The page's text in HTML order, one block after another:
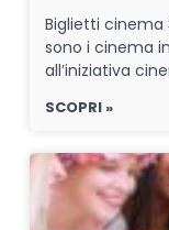
Biglietti cinema
sono i cinema
all’iniziativa
SCOPRI »